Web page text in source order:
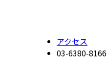
アクセス
03-6380-8166